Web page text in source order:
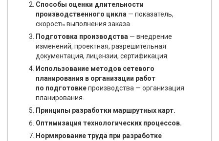
Способы оценки длительности
производственного цикла — показатель,
скорость выполнения заказа.
Подготовка производства — внедрение
изменений, проектная, разрешительная
документация, лицензии, сертификация.
Использование методов сетевого
планирования в организации работ
по подготовкепроизводства — организация
планирования.
Принципы разработки маршрутных карт.
Оптимизация технологических процессов.
Нормирование труда при разработке